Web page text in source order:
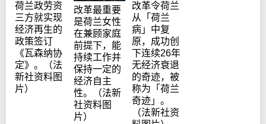
荷兰政劳资
三方就实现
经济再生的
政策签订
《瓦森纳协
定》。（法
新社资料图
片）
改革最重要
是荷兰女性
在兼顾家庭
前提下，能
持续工作并
保持一定的
经济自主
性。（法新
社资料图
片）
改革令荷兰
从「荷兰
病」中复
原，成功创
下连续26年
无经济衰退
的奇迹，被
称为「荷兰
奇迹」。
（法新社资